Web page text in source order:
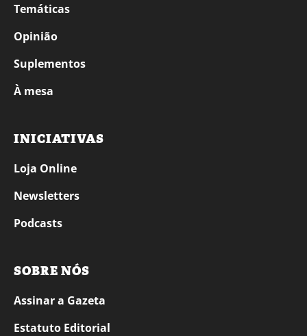
Temáticas
Opinião
Suplementos
À mesa
INICIATIVAS
Loja Online
Newsletters
Podcasts
SOBRE NÓS
Assinar a Gazeta
Estatuto Editorial